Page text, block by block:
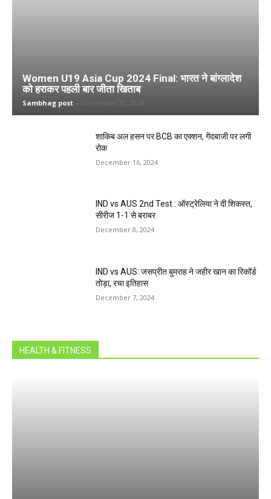
Women U19 Asia Cup 2024 Final: भारत ने बांग्लादेश
को हराकर पहली बार जीता खिताब
Sambhag post - December 22, 2024
शाकिब अल हसन पर BCB का एक्शन, गेंदबाजी पर लगी
रोक
December 16, 2024
IND vs AUS 2nd Test : ऑस्ट्रेलिया ने दी शिकस्त,
सीरीज 1-1 से बराबर
December 8, 2024
IND vs AUS: जसप्रीत बुमराह ने जहीर खान का रिकॉर्ड
तोड़ा, रचा इतिहास
December 7, 2024
HEALTH & FITNESS